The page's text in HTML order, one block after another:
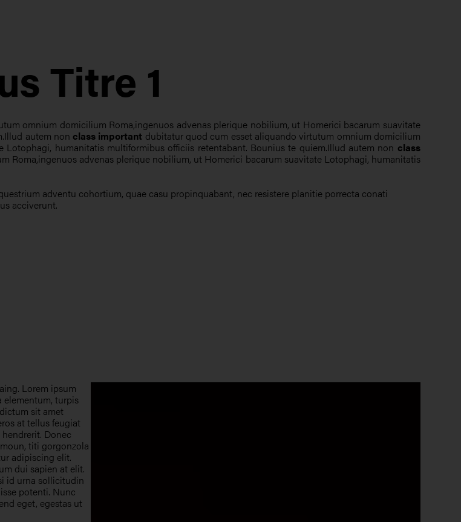
Titre 1
omnium domicilium Roma,ingenuos advenas plerique nobilium, ut Homerici bacarum suavitate
autem non class important dubitatur quod cum esset aliquando virtutum omnium domicilium
humanitatis multiformibus officiis retentabant. Bounius te quiem.Illud autem non class
Roma,ingenuos advenas plerique nobilium, ut Homerici bacarum suavitate Lotophagi, humanitatis
adventu cohortium, quae casu propinquabant, nec resistere planitie porrecta conati
acciverunt.
Lorem ipsum
elementum, turpis
sit amet
at tellus feugiat
Donec
titi gorgonzola
adipiscing elit.
dui sapien at elit.
id urna sollicitudin
potenti. Nunc
eget, egestas ut